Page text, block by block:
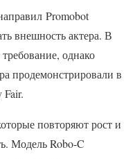
Promobot
внешность актера. В
однако
продемонстрировали в
Fair.
повторяют рост и
Модель Robo-C